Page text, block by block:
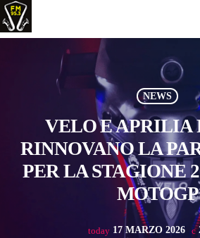
NEWS
VELO E APRILIA
RINNOVANO LA
PER LA STAGIONE
MOTOGP
today 17 MARZO 2026